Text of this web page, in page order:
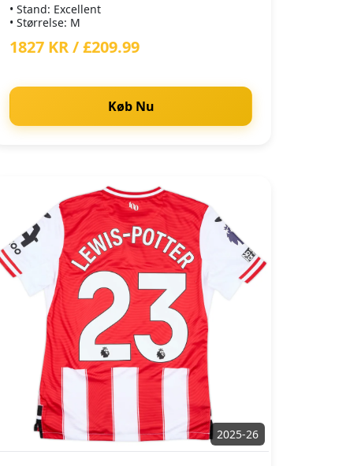
• Stand: Excellent
• Størrelse: M
1827 KR / £209.99
Køb Nu
2025-26